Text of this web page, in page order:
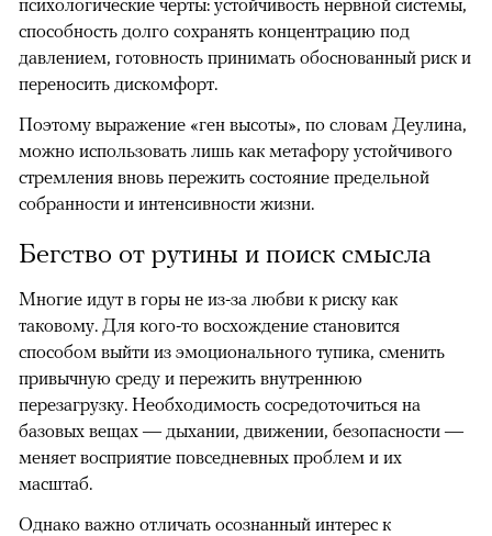
способность долго сохранять концентрацию под
давлением, готовность принимать обоснованный риск и
переносить дискомфорт.
Поэтому выражение «ген высоты», по словам Деулина,
можно использовать лишь как метафору устойчивого
стремления вновь пережить состояние предельной
собранности и интенсивности жизни.
Бегство от рутины и поиск смысла
Многие идут в горы не из-за любви к риску как
таковому. Для кого-то восхождение становится
способом выйти из эмоционального тупика, сменить
привычную среду и пережить внутреннюю
перезагрузку. Необходимость сосредоточиться на
базовых вещах — дыхании, движении, безопасности —
меняет восприятие повседневных проблем и их
масштаб.
Однако важно отличать осознанный интерес к